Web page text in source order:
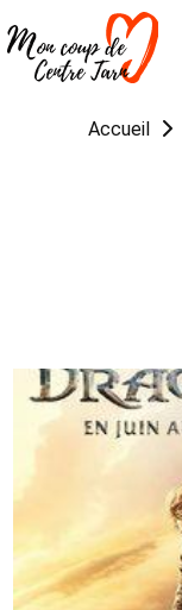
Accueil